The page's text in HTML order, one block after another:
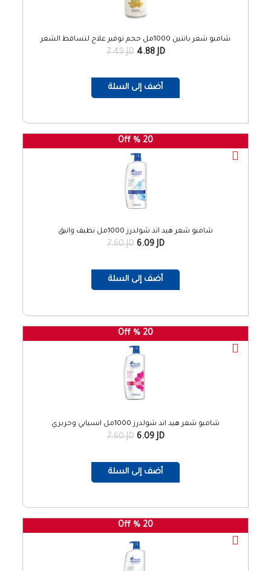
شامبو شعر بانتين 1000مل حجم توفير علاج لتساقط الشعر
7.49 JD4.88 JD
أضف إلى السلة
20 % Off
شامبو شعر هيد اند شولدرز 1000مل نظيف وانيق
7.60 JD6.09 JD
أضف إلى السلة
20 % Off
شامبو شعر هيد اند شولدرز 1000مل انسيابي وحريري
7.60 JD6.09 JD
أضف إلى السلة
20 % Off